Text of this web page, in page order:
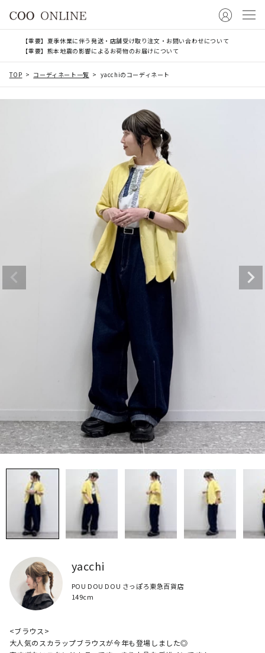
【重要】夏季休業に伴う発送・店舗受け取り注文・お問い合わせについて
【重要】熊本地震の影響によるお荷物のお届けについて
TOP コーディネート一覧 yacchiのコーディネート
yacchi
POU DOU DOU さっぽろ東急百貨店
149cm
<ブラウス>
大人気のスカラップブラウスが今年も登場しました◎